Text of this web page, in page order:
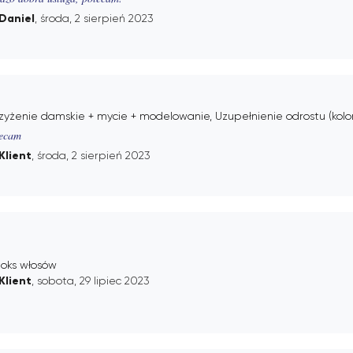
Daniel , środa, 2 sierpień 2023
damskie + mycie + modelowanie, Uzupełnienie odrostu
Klient , środa, 2 sierpień 2023
włosów
Klient , sobota, 29 lipiec 2023